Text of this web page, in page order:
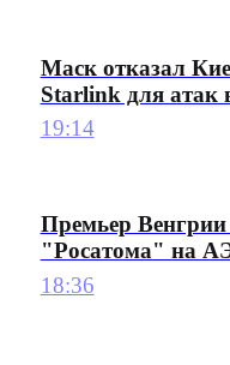
Маск отказал
Starlink для атак
19:14
Премьер
"Росатома" на
18:36